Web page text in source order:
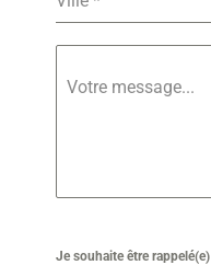
Votre message...
Je souhaite être rappelé(e)